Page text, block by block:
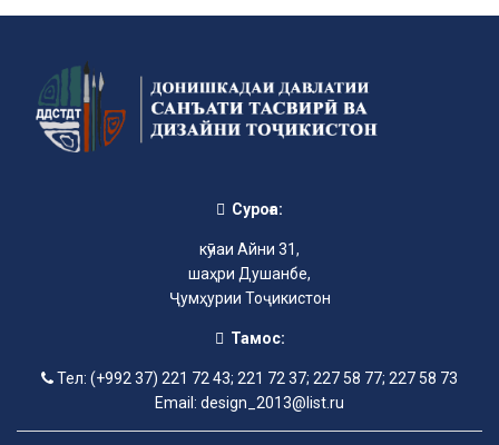
Суроға:
кӯчаи Айни 31,
шаҳри Душанбе,
Ҷумҳурии Тоҷикистон
Тамос:
Тел: (+992 37) 221 72 43; 221 72 37; 227 58 77; 227 58 73
Email: design_2013@list.ru